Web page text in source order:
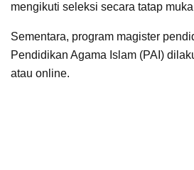
mengikuti seleksi secara tatap
Sementara, program magister
Pendidikan Agama Islam (PAI)
atau online.